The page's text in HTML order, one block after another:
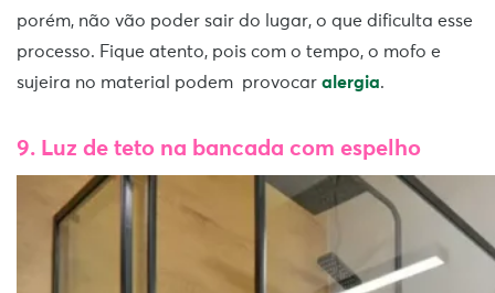
porém, não vão poder sair do lugar, o que dificulta esse
processo. Fique atento, pois com o tempo, o mofo e
sujeira no material podem provocar alergia.
9. Luz de teto na bancada com espelho